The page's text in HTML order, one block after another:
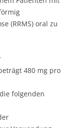
(RRMS) oral zu
480 mg pro
folgenden